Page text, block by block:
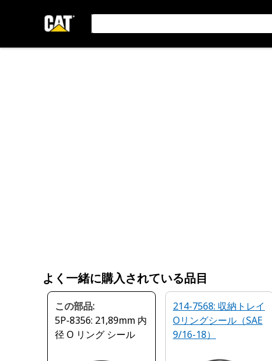
よく一緒に購入されている品目
この部品:
5P-8356: 21,89mm 内
径 O リング シール
214-7568: 収納トレイ
Oリングシール（SAE
9/16-18）